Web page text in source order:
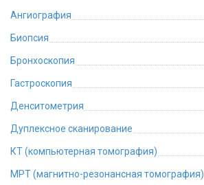
Ангиография
Биопсия
Бронхоскопия
Гастроскопия
Денситометрия
Дуплексное сканирование
КТ (компьютерная томография)
МРТ (магнитно-резонансная томография)